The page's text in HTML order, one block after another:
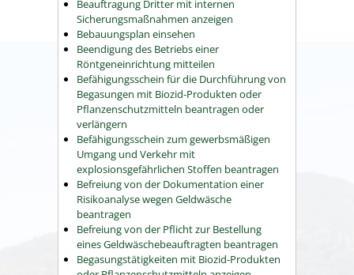
Beauftragung Dritter mit internen
Sicherungsmaßnahmen anzeigen
Bebauungsplan einsehen
Beendigung des Betriebs einer
Röntgeneinrichtung mitteilen
Befähigungsschein für die Durchführung von
Begasungen mit Biozid-Produkten oder
Pflanzenschutzmitteln beantragen oder
verlängern
Befähigungsschein zum gewerbsmäßigen
Umgang und Verkehr mit
explosionsgefährlichen Stoffen beantragen
Befreiung von der Dokumentation einer
Risikoanalyse wegen Geldwäsche
beantragen
Befreiung von der Pflicht zur Bestellung
eines Geldwäschebeauftragten beantragen
Begasungstätigkeiten mit Biozid-Produkten